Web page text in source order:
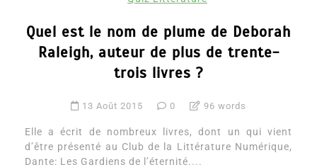
Quel est le nom de plume de Deborah
Raleigh, auteur de plus de trente-
trois livres ?
13 Août 2015 0 96 words
Elle a écrit de nombreux livres, dont un qui vient
d’être présenté au Club de la Littérature Numérique,
Dante: Les Gardiens de l’éternité....